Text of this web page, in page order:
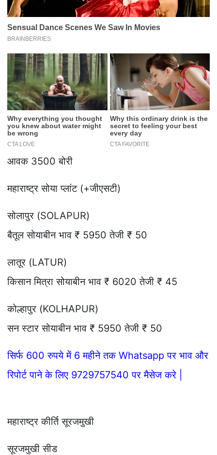
आवक 3500 बोरी
महाराष्ट्र सोया प्लांट (+जीएसटी)
सोलापुर (SOLAPUR)
बैतूल सोयाबीन भाव ₹ 5950 तेजी ₹ 50
लातूर (LATUR)
किसान मित्रा सोयाबीन भाव ₹ 6020 तेजी ₹ 45
कोल्हापुर (KOLHAPUR)
सन स्टार सोयाबीन भाव ₹ 5950 तेजी ₹ 50
सिर्फ 600 रुपये में 6 महीने तक Whatsapp पर भाव और
रिपोर्ट पाने के लिए 9729757540 पर मैसेज करे |
महाराष्ट्र कीर्ति सूरजमुखी
सूरजमुखी सीड